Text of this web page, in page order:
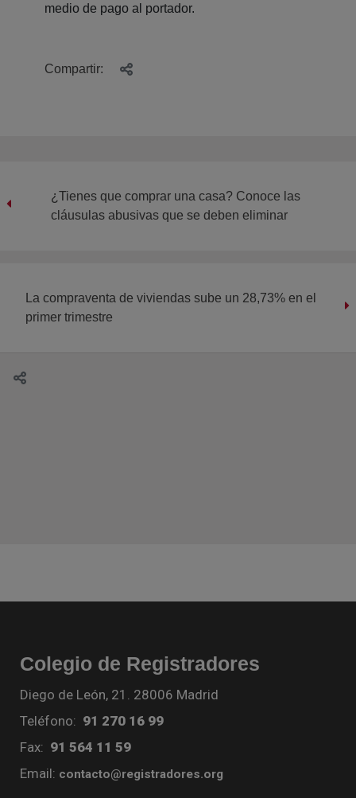
medio de pago al portador.
Compartir:
¿Tienes que comprar una casa? Conoce las
cláusulas abusivas que se deben eliminar
La compraventa de viviendas sube un 28,73% en el
primer trimestre
Colegio de Registradores
Diego de León, 21. 28006 Madrid
Teléfono: 91 270 16 99
Fax: 91 564 11 59
Email: contacto@registradores.org